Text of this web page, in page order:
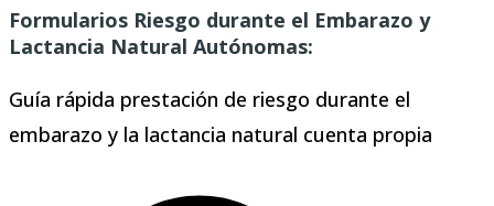
Formularios Riesgo durante el Embarazo y
Lactancia Natural Autónomas:
Guía rápida prestación de riesgo durante el
embarazo y la lactancia natural cuenta propia